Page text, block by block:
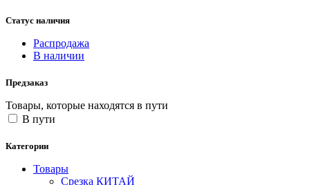
Статус наличия
Распродажа
В наличии
Предзаказ
Товары, которые находятся в пути
В пути
Категории
Товары
Срезка КИТАЙ